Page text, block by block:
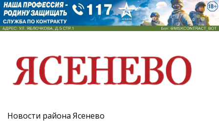
Новости района Ясенево